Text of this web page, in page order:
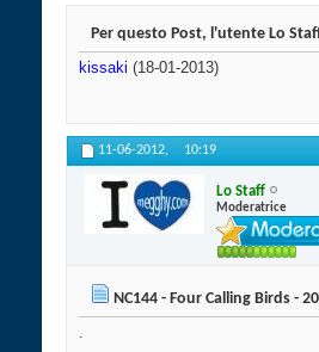
Per questo Post, l'utente Lo
kissaki (18-01-2013)
11-06-2012, 10:19
Lo Staff
Moderatrice
NC144 - Four Calling Birds -
.